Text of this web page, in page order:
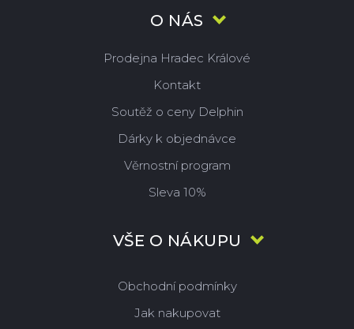
O NÁS
Prodejna Hradec Králové
Kontakt
Soutěž o ceny Delphin
Dárky k objednávce
Věrnostní program
Sleva 10%
VŠE O NÁKUPU
Obchodní podmínky
Jak nakupovat